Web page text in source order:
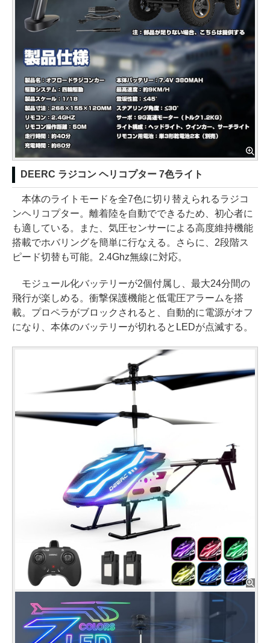
DEERC ラジコン ヘリコプター 7色ライト
本体のライトモードを全7色に切り替えられるラジコ
ンヘリコプター。離着陸を自動でできるため、初心者に
も適している。また、気圧センサーによる高度維持機能
搭載でホバリングを簡単に行なえる。さらに、2段階ス
ピード切替も可能。2.4Ghz無線に対応。
モジュール化バッテリーが2個付属し、最大24分間の
飛行が楽しめる。衝撃保護機能と低電圧アラームを搭
載。プロペラがブロックされると、自動的に電源がオフ
になり、本体のバッテリーが切れるとLEDが点滅する。